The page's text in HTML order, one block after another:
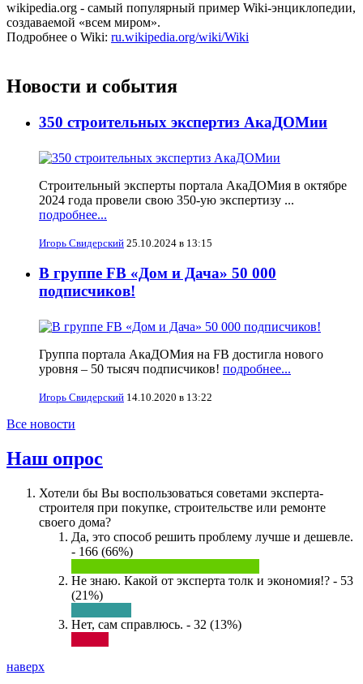
wikipedia.org - самый популярный пример Wiki-энциклопедии,
создаваемой «всем миром».
Подробнее о Wiki: ru.wikipedia.org/wiki/Wiki
Новости и события
350 строительных экспертиз АкаДОМии
Строительный эксперты портала АкаДОМия в октябре
2024 года провели свою 350-ую экспертизу ...
подробнее...
Игорь Свидерский 25.10.2024 в 13:15
В группе FB «Дом и Дача» 50 000
подписчиков!
Группа портала АкаДОМия на FB достигла нового
уровня – 50 тысяч подписчиков! подробнее...
Игорь Свидерский 14.10.2020 в 13:22
Все новости
Наш опрос
Хотели бы Вы воспользоваться советами эксперта-
строителя при покупке, строительстве или ремонте
своего дома?
Да, это способ решить проблему лучше и дешевле.
- 166 (66%)
Не знаю. Какой от эксперта толк и экономия!? - 53
(21%)
Нет, сам справлюсь. - 32 (13%)
наверх